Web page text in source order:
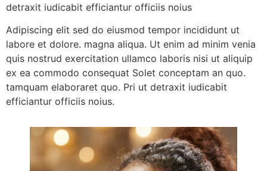
detraxit iudicabit efficiantur officiis noius
Adipiscing elit sed do eiusmod tempor incididunt ut
labore et dolore. magna aliqua. Ut enim ad minim venia
quis nostrud exercitation ullamco laboris nisi ut aliquip
ex ea commodo consequat Solet conceptam an quo.
tamquam elaboraret quo. Pri ut detraxit iudicabit
efficiantur officiis noius.